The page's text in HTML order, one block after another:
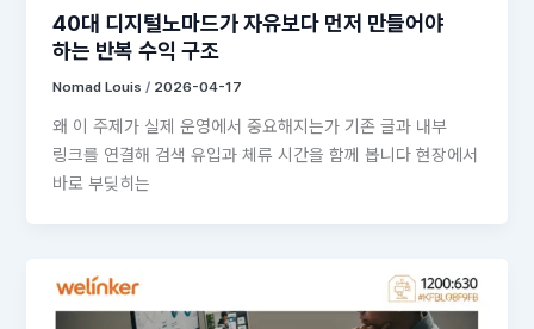
40대 디지털노마드가 자유보다 먼저 만들어야
하는 반복 수익 구조
Nomad Louis/ 2026-04-17
왜 이 주제가 실제 운영에서 중요해지는가 기존 글과 내부
링크를 연결해 검색 유입과 체류 시간을 함께 봅니다 현장에서
바로 부딪히는